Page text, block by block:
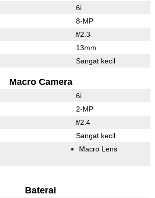
6i
8-MP
f/2.3
13mm
Sangat kecil
Macro Camera
6i
2-MP
f/2.4
Sangat kecil
Macro Lens
Baterai